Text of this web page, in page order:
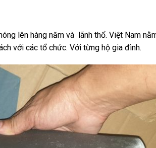
lên hàng năm và lãnh thổ. Việt Nam
với các tổ chức. Với từng hộ gia đình.